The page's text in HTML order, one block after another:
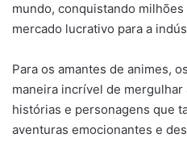
mundo, conquistando
mercado lucrativo para a
Para os amantes de animes,
maneira incrível de mergulhar
histórias e personagens que
aventuras emocionantes e